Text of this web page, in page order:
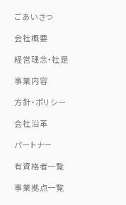
ごあいさつ
会社概要
経営理念・社是
事業内容
方針・ポリシー
会社沿革
パートナー
有資格者一覧
事業拠点一覧